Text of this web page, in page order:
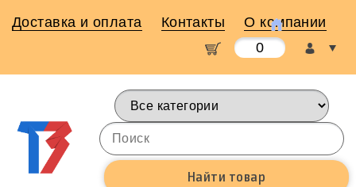
Доставка и оплата Контакты
О компании
0